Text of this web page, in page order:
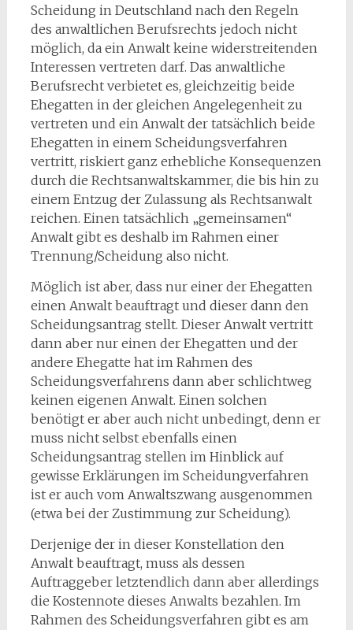
Scheidung in Deutschland nach den Regeln
des anwaltlichen Berufsrechts jedoch nicht
möglich, da ein Anwalt keine widerstreitenden
Interessen vertreten darf. Das anwaltliche
Berufsrecht verbietet es, gleichzeitig beide
Ehegatten in der gleichen Angelegenheit zu
vertreten und ein Anwalt der tatsächlich beide
Ehegatten in einem Scheidungsverfahren
vertritt, riskiert ganz erhebliche Konsequenzen
durch die Rechtsanwaltskammer, die bis hin zu
einem Entzug der Zulassung als Rechtsanwalt
reichen. Einen tatsächlich „gemeinsamen“
Anwalt gibt es deshalb im Rahmen einer
Trennung/Scheidung also nicht.
Möglich ist aber, dass nur einer der Ehegatten
einen Anwalt beauftragt und dieser dann den
Scheidungsantrag stellt. Dieser Anwalt vertritt
dann aber nur einen der Ehegatten und der
andere Ehegatte hat im Rahmen des
Scheidungsverfahrens dann aber schlichtweg
keinen eigenen Anwalt. Einen solchen
benötigt er aber auch nicht unbedingt, denn er
muss nicht selbst ebenfalls einen
Scheidungsantrag stellen im Hinblick auf
gewisse Erklärungen im Scheidungverfahren
ist er auch vom Anwaltszwang ausgenommen
(etwa bei der Zustimmung zur Scheidung).
Derjenige der in dieser Konstellation den
Anwalt beauftragt, muss als dessen
Auftraggeber letztendlich dann aber allerdings
die Kostennote dieses Anwalts bezahlen. Im
Rahmen des Scheidungsverfahren gibt es am